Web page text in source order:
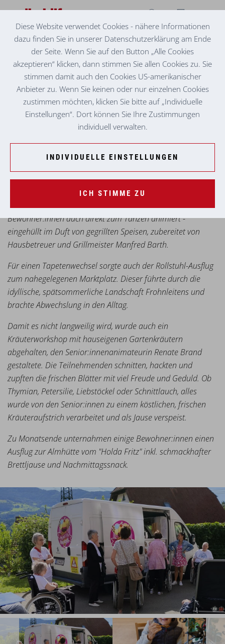
SENIORENZENTRUM FROHNLEITEN
ZAHLREICHE VERANSTALTUNGEN IM AUGUST
Regelmäßig finden Musikvormittage oder auch -nachmittage
mit den Musiker:innen Georg Fleck-Obendrauf und Waltraud
Scheer statt, wo abwechslungsreiche Musik erklingt (von
Schlagerhits, bis zu beschwingten Melodien und
volkstümlichen Werken).
An heißen Sommertagen erfreuen sich die Bewohner:innen
aber auch an Eiswagenbesuchen. Die bunten Sorten sorgen
stets für große Begeisterung.
Mitte August feierte man gemeinsam beim Sommerfest.
Musikalisch umrahmt von "Rikkis Band" wurden einige
Bewohner:innen auch direkt zum Tanzen animiert -
eingehüllt im Duft von gegrillten Speisen, zubereitet von
Hausbetreuer und Grillmeister Manfred Barth.
Für einen Tapetenwechsel sorgte auch der Rollstuhl-Ausflug
zum nahegelegenen Marktplatz. Dieser führte durch die
idyllische, spätsommerliche Landschaft Frohnleitens und
brachte Abwechslung in den Alltag.
Damit es nicht langweilig wird, wurde auch ein
Kräuterworkshop mit hauseigenen Gartenkräutern
abgehalten, den Senior:innenanimateurin Renate Brand
gestaltete. Die Teilnehmenden schnitten, hackten und
zupften die frischen Blätter mit viel Freude und Geduld. Ob
Thymian, Petersilie, Liebstöckel oder Schnittlauch, alles
wurde von den Senior:innen zu einem köstlichen, frischen
Kräuteraufstrich verarbeitet und als Jause verspeist.
Zu Monatsende unternahmen einige Bewohner:innen einen
Ausflug zur Almhütte vom "Holda Fritz" inkl. schmackhafter
Brettljause und Nachmittagssnack.
Diese Website verwendet Cookies - nähere Informationen
dazu finden Sie in unserer Datenschutzerklärung am Ende
der Seite. Wenn Sie auf den Button „Alle Cookies
akzeptieren“ klicken, dann stimmen Sie allen Cookies zu. Sie
stimmen damit auch den Cookies US-amerikanischer
Anbieter zu. Wenn Sie keinen oder nur einzelnen Cookies
zustimmen möchten, klicken Sie bitte auf „Individuelle
Einstellungen“. Dort können Sie Ihre Zustimmungen
individuell verwalten.
INDIVIDUELLE EINSTELLUNGEN
ICH STIMME ZU